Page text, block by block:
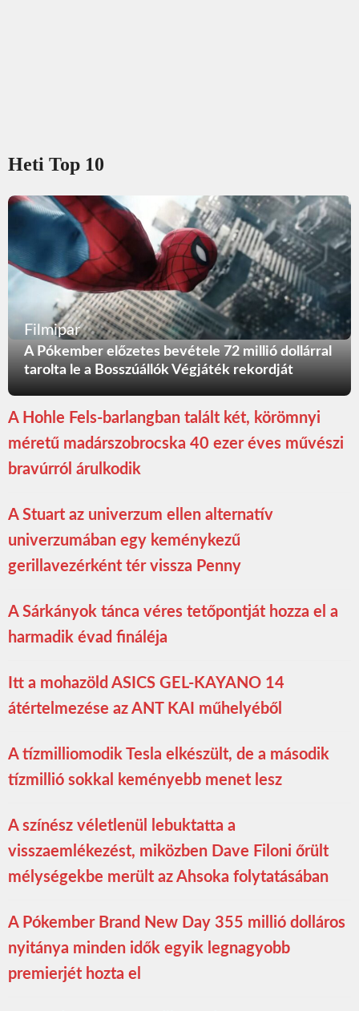
Heti Top 10
Filmipar
A Pókember előzetes bevétele 72 millió dollárral
tarolta le a Bosszúállók Végjáték rekordját
A Hohle Fels-barlangban talált két, körömnyi
méretű madárszobrocska 40 ezer éves művészi
bravúrról árulkodik
A Stuart az univerzum ellen alternatív
univerzumában egy keménykezű
gerillavezérként tér vissza Penny
A Sárkányok tánca véres tetőpontját hozza el a
harmadik évad fináléja
Itt a mohazöld ASICS GEL-KAYANO 14
átértelmezése az ANT KAI műhelyéből
A tízmilliomodik Tesla elkészült, de a második
tízmillió sokkal keményebb menet lesz
A színész véletlenül lebuktatta a
visszaemlékezést, miközben Dave Filoni őrült
mélységekbe merült az Ahsoka folytatásában
A Pókember Brand New Day 355 millió dolláros
nyitánya minden idők egyik legnagyobb
premierjét hozta el